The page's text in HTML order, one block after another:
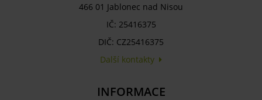
466 01 Jablonec nad Nisou
IČ: 25416375
DIČ: CZ25416375
Další kontakty
INFORMACE